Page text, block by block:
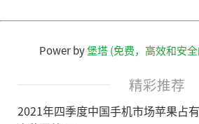
Power by堡塔 (免费，高效和安
精彩推荐
2021年四季度中国手机市场苹果占有